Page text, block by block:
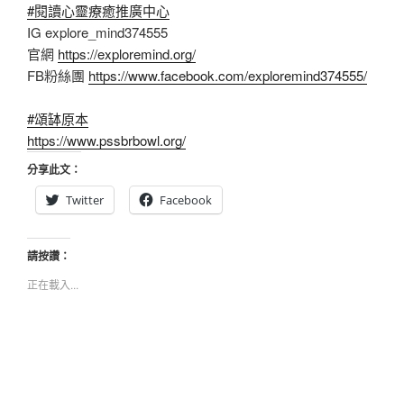
#閱讀心靈療癒推廣中心
IG explore_mind374555
官網 https://exploremind.org/
FB粉絲團 https://www.facebook.com/exploremind374555/
#頌缽原本
https://www.pssbrbowl.org/
分享此文：
Twitter
Facebook
請按讚：
正在載入...